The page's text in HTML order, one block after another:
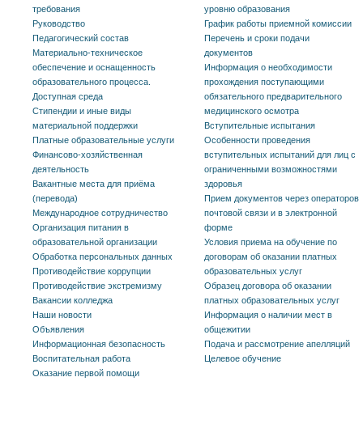
требования
Руководство
Педагогический состав
Материально-техническое
обеспечение и оснащенность
образовательного процесса.
Доступная среда
Стипендии и иные виды
материальной поддержки
Платные образовательные услуги
Финансово-хозяйственная
деятельность
Вакантные места для приёма
(перевода)
Международное сотрудничество
Организация питания в
образовательной организации
Обработка персональных данных
Противодействие коррупции
Противодействие экстремизму
Вакансии колледжа
Наши новости
Объявления
Информационная безопасность
Воспитательная работа
Оказание первой помощи
уровню образования
График работы приемной комиссии
Перечень и сроки подачи
документов
Информация о необходимости
прохождения поступающими
обязательного предварительного
медицинского осмотра
Вступительные испытания
Особенности проведения
вступительных испытаний для лиц с
ограниченными возможностями
здоровья
Прием документов через операторов
почтовой связи и в электронной
форме
Условия приема на обучение по
договорам об оказании платных
образовательных услуг
Образец договора об оказании
платных образовательных услуг
Информация о наличии мест в
общежитии
Подача и рассмотрение апелляций
Целевое обучение